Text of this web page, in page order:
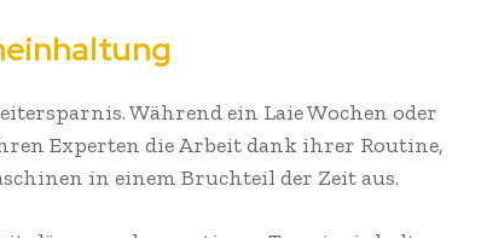
Während ein Laie Wochen oder
Experten die Arbeit dank ihrer Routine,
in einem Bruchteil der Zeit aus.